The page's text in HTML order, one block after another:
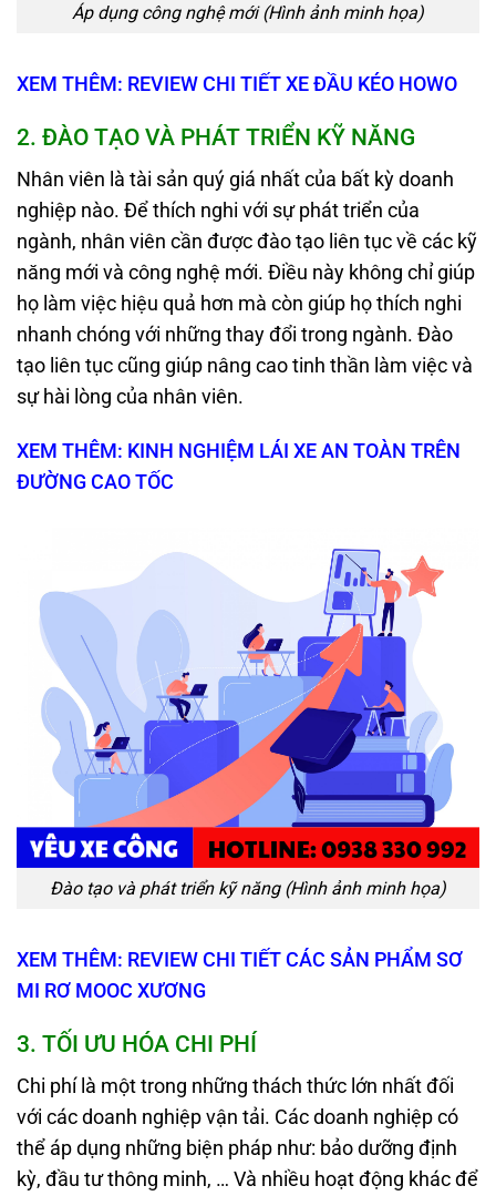
Áp dụng công nghệ mới (Hình ảnh minh họa)
XEM THÊM: REVIEW CHI TIẾT XE ĐẦU KÉO HOWO
2. ĐÀO TẠO VÀ PHÁT TRIỂN KỸ NĂNG
Nhân viên là tài sản quý giá nhất của bất kỳ doanh
nghiệp nào. Để thích nghi với sự phát triển của
ngành, nhân viên cần được đào tạo liên tục về các kỹ
năng mới và công nghệ mới. Điều này không chỉ giúp
họ làm việc hiệu quả hơn mà còn giúp họ thích nghi
nhanh chóng với những thay đổi trong ngành. Đào
tạo liên tục cũng giúp nâng cao tinh thần làm việc và
sự hài lòng của nhân viên.
XEM THÊM: KINH NGHIỆM LÁI XE AN TOÀN TRÊN
ĐƯỜNG CAO TỐC
Đào tạo và phát triển kỹ năng (Hình ảnh minh họa)
XEM THÊM: REVIEW CHI TIẾT CÁC SẢN PHẨM SƠ
MI RƠ MOOC XƯƠNG
3. TỐI ƯU HÓA CHI PHÍ
Chi phí là một trong những thách thức lớn nhất đối
với các doanh nghiệp vận tải. Các doanh nghiệp có
thể áp dụng những biện pháp như: bảo dưỡng định
kỳ, đầu tư thông minh, … Và nhiều hoạt động khác để